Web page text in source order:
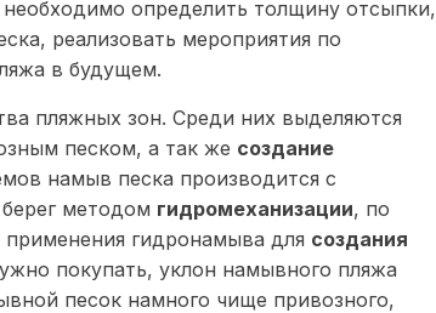
необходимо определить толщину отсыпки,
реализовать мероприятия по
в будущем.
пляжных зон. Среди них выделяются
песком, а так же создание
намыв песка производится с
методом гидромеханизации, по
гидронамыва для создания
покупать, уклон намывного пляжа
песок намного чище привозного,
вам в ближайшее рабочее время.
Консультация БЕСПЛАТНАЯ
вам в ближайшее рабочее время.
Консультация БЕСПЛАТНАЯ